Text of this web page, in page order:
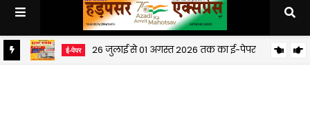
ई-पेपर 26 जुलाई से 01 अगस्त 2026 तक का ई-पेपर